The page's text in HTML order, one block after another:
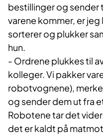
bestillinger og sender
varene kommer, er
sorterer og plukker
hun.
- Ordrene plukkes til
kolleger. Vi pakker
robotvognene),
og sender dem ut fra
Robotene tar det
det er kaldt på